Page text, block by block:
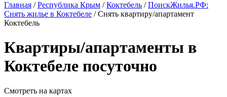
Главная /Республика Крым /Коктебель /ПоискЖилья.РФ:
Снять жилье в Коктебеле / Снять квартиру/апартамент
Коктебель
Квартиры/апартаменты в
Коктебеле посуточно
Смотреть на картах